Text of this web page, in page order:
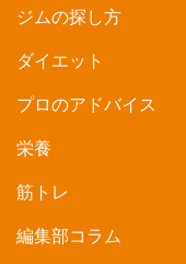
ジムの探し方
ダイエット
プロのアドバイス
栄養
筋トレ
編集部コラム